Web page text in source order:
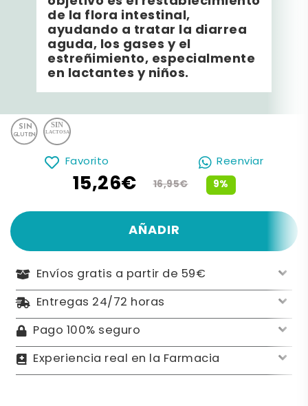
de la flora intestinal,
ayudando a tratar la diarrea
aguda, los gases y el
estreñimiento, especialmente
en lactantes y niños.
Favorito Reenviar
9%
15,26€ 16,95€
AÑADIR
Envíos gratis a partir de 59€
Entregas 24/72 horas
Pago 100% seguro
Experiencia real en la Farmacia